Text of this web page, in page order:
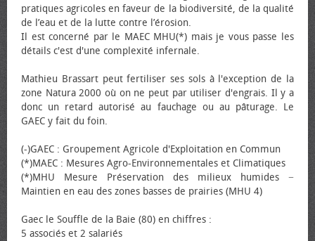
pratiques agricoles en faveur de la biodiversité, de la qualité
de l’eau et de la lutte contre l’érosion.
Il est concerné par le MAEC MHU(*) mais je vous passe les
détails c'est d'une complexité infernale.
Mathieu Brassart peut fertiliser ses sols à l'exception de la
zone Natura 2000 où on ne peut par utiliser d'engrais. Il y a
donc un retard autorisé au fauchage ou au pâturage. Le
GAEC y fait du foin.
(-)GAEC : Groupement Agricole d'Exploitation en Commun
(*)MAEC : Mesures Agro-Environnementales et Climatiques
(*)MHU Mesure Préservation des milieux humides −
Maintien en eau des zones basses de prairies (MHU 4)
Gaec le Souffle de la Baie (80) en chiffres :
5 associés et 2 salariés